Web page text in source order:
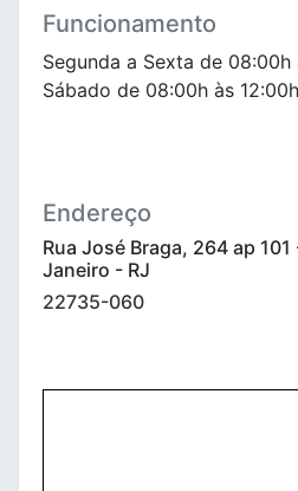
Funcionamento
Segunda a Sexta de 08:00h
Sábado de 08:00h às 12:00h
Endereço
Rua José Braga, 264 ap
Janeiro - RJ
22735-060